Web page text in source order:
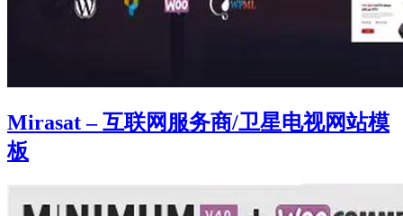
Mirasat – 互联网服务商/卫星电视网站模
板